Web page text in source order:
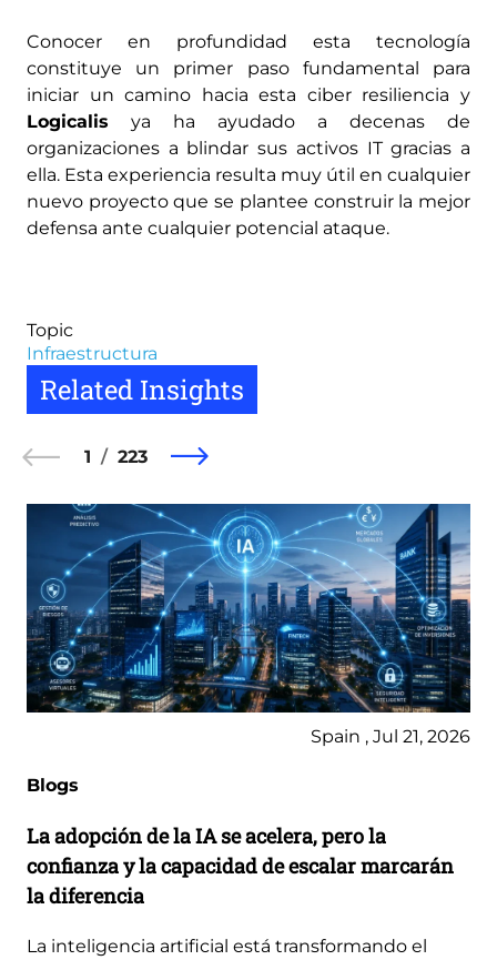
Conocer en profundidad esta tecnología
constituye un primer paso fundamental para
iniciar un camino hacia esta ciber resiliencia y
Logicalis ya ha ayudado a decenas de
organizaciones a blindar sus activos IT gracias a
ella. Esta experiencia resulta muy útil en cualquier
nuevo proyecto que se plantee construir la mejor
defensa ante cualquier potencial ataque.
Topic
Infraestructura
Related Insights
1 223
Spain , Jul 21, 2026
Blogs
La adopción de la IA se acelera, pero la
confianza y la capacidad de escalar marcarán
la diferencia
La inteligencia artificial está transformando el